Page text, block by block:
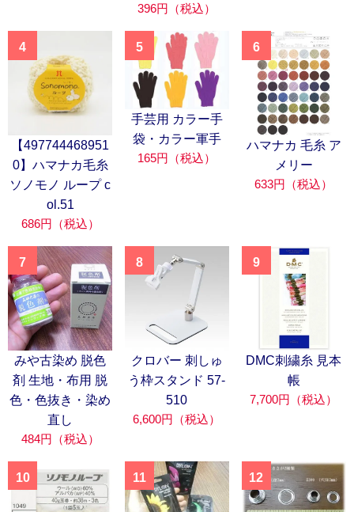
396円（税込）
4
【497744468951
0】ハマナカ毛糸
ソノモノ ループ c
ol.51
686円（税込）
5
手芸用 カラー手
袋・カラー軍手
165円（税込）
6
ハマナカ 毛糸 ア
メリー
633円（税込）
7
みや古染め 脱色
剤 生地・布用 脱
色・色抜き・染め
直し
484円（税込）
8
クロバー 刺しゅ
う枠スタンド 57-
510
6,600円（税込）
9
DMC刺繍糸 見本
帳
7,700円（税込）
10 11 12